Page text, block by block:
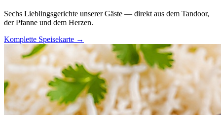
Sechs Lieblingsgerichte unserer Gäste — direkt aus dem Tandoor,
der Pfanne und dem Herzen.
Komplette Speisekarte →